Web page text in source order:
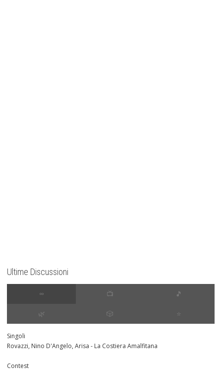
Ultime Discussioni
∞ 📺 🎵
🌿 🎲 ⭐️
Singoli
Rovazzi, Nino D'Angelo, Arisa - La Costiera Amalfitana
Contest